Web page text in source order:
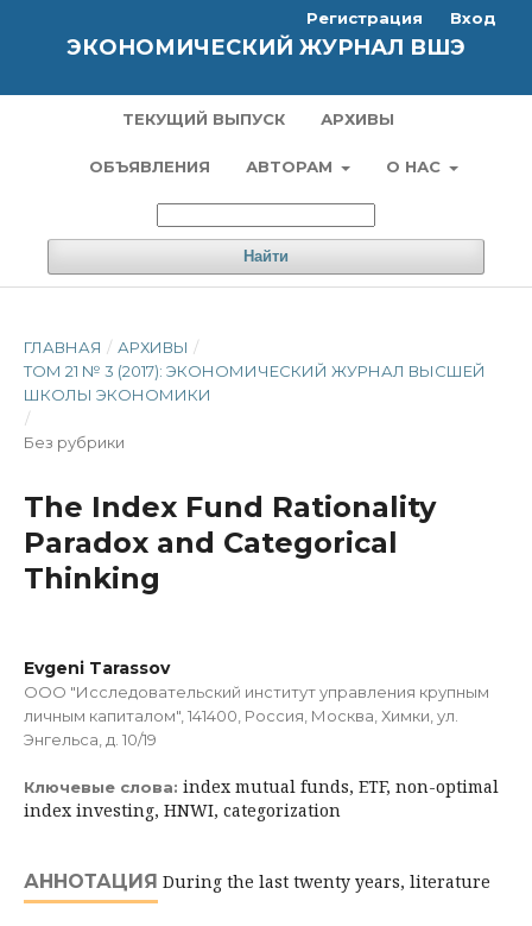
ЭКОНОМИЧЕСКИЙ ЖУРНАЛ ВШЭ
ТЕКУЩИЙ ВЫПУСК АРХИВЫ
ОБЪЯВЛЕНИЯ АВТОРАМ О НАС
Найти
Регистрация Вход
ГЛАВНАЯ / АРХИВЫ /
ТОМ 21 № 3 (2017): ЭКОНОМИЧЕСКИЙ ЖУРНАЛ ВЫСШЕЙ
ШКОЛЫ ЭКОНОМИКИ
/
Без рубрики
The Index Fund Rationality
Paradox and Categorical
Thinking
Evgeni Tarassov
ООО "Исследовательский институт управления крупным
личным капиталом", 141400, Россия, Москва, Химки, ул.
Энгельса, д. 10/19
Ключевые слова: index mutual funds, ETF, non-optimal
index investing, HNWI, categorization
АННОТАЦИЯ During the last twenty years, literature